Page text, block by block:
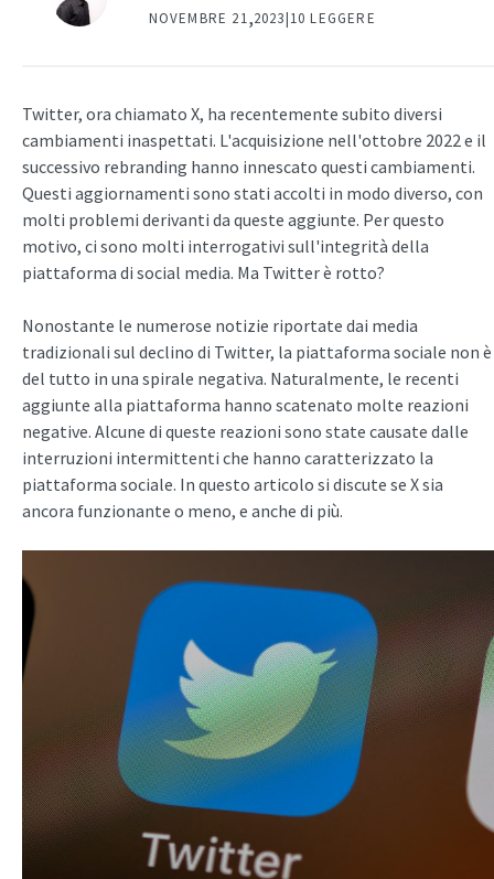
NOVEMBRE 21,2023|10 LEGGERE
Twitter, ora chiamato X, ha recentemente subito diversi
cambiamenti inaspettati. L'acquisizione nell'ottobre 2022 e il
successivo rebranding hanno innescato questi cambiamenti.
Questi aggiornamenti sono stati accolti in modo diverso, con
molti problemi derivanti da queste aggiunte. Per questo
motivo, ci sono molti interrogativi sull'integrità della
piattaforma di social media. Ma Twitter è rotto?
Nonostante le numerose notizie riportate dai media
tradizionali sul declino di Twitter, la piattaforma sociale non è
del tutto in una spirale negativa. Naturalmente, le recenti
aggiunte alla piattaforma hanno scatenato molte reazioni
negative. Alcune di queste reazioni sono state causate dalle
interruzioni intermittenti che hanno caratterizzato la
piattaforma sociale. In questo articolo si discute se X sia
ancora funzionante o meno, e anche di più.